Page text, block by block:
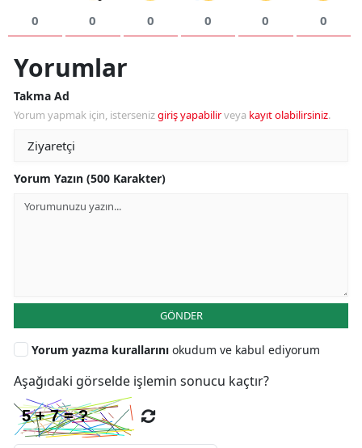
0 0 0 0 0 0
Yorumlar
Takma Ad
Yorum yapmak için, istersenizgiriş yapabilirveya kayıt olabilirsiniz.
Yorum Yazın (500 Karakter)
GÖNDER
Yorum yazma kurallarını okudum ve kabul ediyorum
Aşağıdaki görselde işlemin sonucu kaçtır?